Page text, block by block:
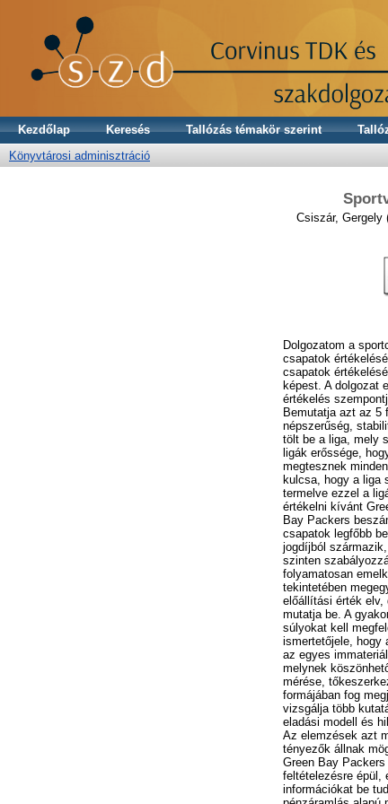
Kezdőlap Keresés Tallózás témakör szerint
Könyvtárosi adminisztráció
Csiszár, Gergely
Dolgozatom a
csapatok
csapatok
képest. A dolgozat
értékelés
Bemutatja azt az 5
népszerűség,
tölt be a liga, mely
ligák erőssége,
megtesznek
kulcsa, hogy a liga
termelve ezzel a
értékelni kívánt
Bay Packers
csapatok legfőbb
jogdíjból
szinten
folyamatosan
tekintetében
előállítási érték elv,
mutatja be. A
súlyokat kell
ismertetőjele, hogy
az egyes
melynek
mérése,
formájában fog
vizsgálja több
eladási modell és
Az elemzések azt
tényezők állnak
Green Bay
feltételezésre épül,
információkat be